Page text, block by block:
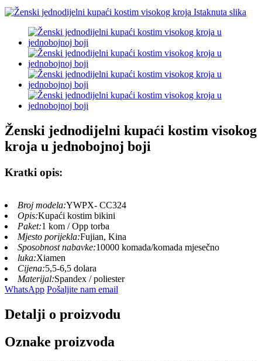
Ženski jednodijelni kupaći kostim visokog
kroja u jednobojnoj boji
Kratki opis:
Broj modela:YWPX- CC324
Opis:Kupaći kostim bikini
Paket:1 kom / Opp torba
Mjesto porijekla:Fujian, Kina
Sposobnost nabavke:10000 komada/komada mjesečno
luka:Xiamen
Cijena:5,5-6,5 dolara
Materijal:Spandex / poliester
WhatsApp Pošaljite nam email
Detalji o proizvodu
Oznake proizvoda